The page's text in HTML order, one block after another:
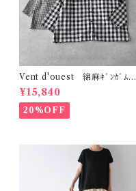
Vent d'ouest 綿麻ｷﾞﾝｶﾞﾑﾁｪ
ｯｸ ﾉｰｶﾗｰｼﾞｬｹｯﾄ VE19621
¥15,840
20%OFF